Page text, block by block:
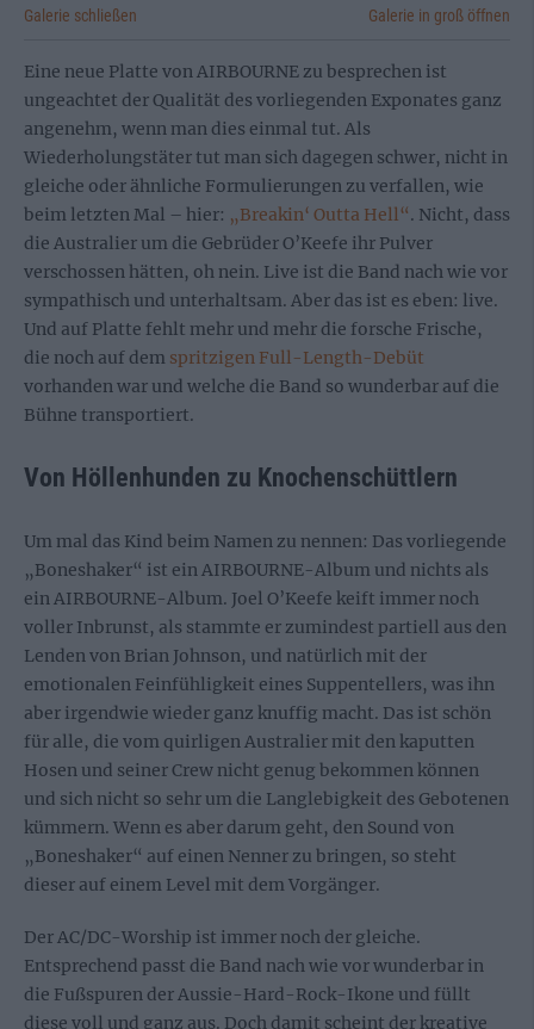
Galerie schließen Galerie in groß öffnen
Eine neue Platte von AIRBOURNE zu besprechen ist
ungeachtet der Qualität des vorliegenden Exponates ganz
angenehm, wenn man dies einmal tut. Als
Wiederholungstäter tut man sich dagegen schwer, nicht in
gleiche oder ähnliche Formulierungen zu verfallen, wie
beim letzten Mal – hier: „Breakin‘ Outta Hell“. Nicht, dass
die Australier um die Gebrüder O’Keefe ihr Pulver
verschossen hätten, oh nein. Live ist die Band nach wie vor
sympathisch und unterhaltsam. Aber das ist es eben: live.
Und auf Platte fehlt mehr und mehr die forsche Frische,
die noch auf dem spritzigen Full-Length-Debüt
vorhanden war und welche die Band so wunderbar auf die
Bühne transportiert.
Von Höllenhunden zu Knochenschüttlern
Um mal das Kind beim Namen zu nennen: Das vorliegende
„Boneshaker“ ist ein AIRBOURNE-Album und nichts als
ein AIRBOURNE-Album. Joel O’Keefe keift immer noch
voller Inbrunst, als stammte er zumindest partiell aus den
Lenden von Brian Johnson, und natürlich mit der
emotionalen Feinfühligkeit eines Suppentellers, was ihn
aber irgendwie wieder ganz knuffig macht. Das ist schön
für alle, die vom quirligen Australier mit den kaputten
Hosen und seiner Crew nicht genug bekommen können
und sich nicht so sehr um die Langlebigkeit des Gebotenen
kümmern. Wenn es aber darum geht, den Sound von
„Boneshaker“ auf einen Nenner zu bringen, so steht
dieser auf einem Level mit dem Vorgänger.
Der AC/DC-Worship ist immer noch der gleiche.
Entsprechend passt die Band nach wie vor wunderbar in
die Fußspuren der Aussie-Hard-Rock-Ikone und füllt
diese voll und ganz aus. Doch damit scheint der kreative